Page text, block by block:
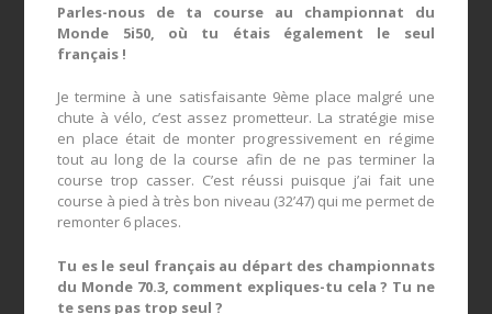
Parles-nous de ta course au championnat du
Monde 5i50, où tu étais également le seul
français !
Je termine à une satisfaisante 9ème place malgré une
chute à vélo, c’est assez prometteur. La stratégie mise
en place était de monter progressivement en régime
tout au long de la course afin de ne pas terminer la
course trop casser. C’est réussi puisque j’ai fait une
course à pied à très bon niveau (32’47) qui me permet de
remonter 6 places.
Tu es le seul français au départ des championnats
du Monde 70.3, comment expliques-tu cela ? Tu ne
te sens pas trop seul ?